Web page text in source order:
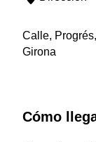
Calle,
Girona
Cómo